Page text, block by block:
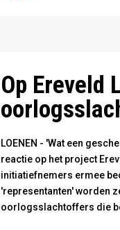
Op Ereveld
LOENEN - 'Wat een
reactie op het project
initiatiefnemers ermee
'representanten' worden
oorlogsslachtoffers die